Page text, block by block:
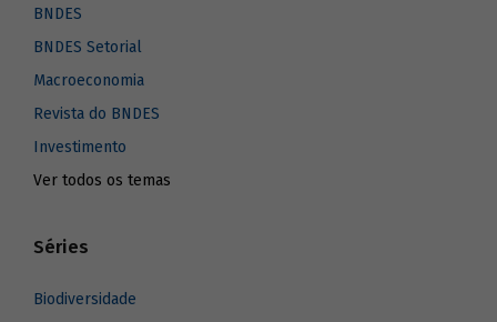
BNDES
BNDES Setorial
Macroeconomia
Revista do BNDES
Investimento
Ver todos os temas
Séries
Biodiversidade